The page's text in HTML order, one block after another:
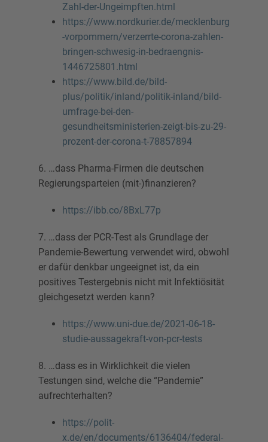
Zahl-der-Ungeimpften.html
https://www.nordkurier.de/mecklenburg
-vorpommern/verzerrte-corona-zahlen-
bringen-schwesig-in-bedraengnis-
1446725801.html
https://www.bild.de/bild-
plus/politik/inland/politik-inland/bild-
umfrage-bei-den-
gesundheitsministerien-zeigt-bis-zu-29-
prozent-der-corona-t-78857894
6. …dass Pharma-Firmen die deutschen
Regierungsparteien (mit-)finanzieren?
https://ibb.co/8BxL77p
7. …dass der PCR-Test als Grundlage der
Pandemie-Bewertung verwendet wird, obwohl
er dafür denkbar ungeeignet ist, da ein
positives Testergebnis nicht mit Infektiösität
gleichgesetzt werden kann?
https://www.uni-due.de/2021-06-18-
studie-aussagekraft-von-pcr-tests
8. …dass es in Wirklichkeit die vielen
Testungen sind, welche die “Pandemie”
aufrechterhalten?
https://polit-
x.de/en/documents/6136404/federal-